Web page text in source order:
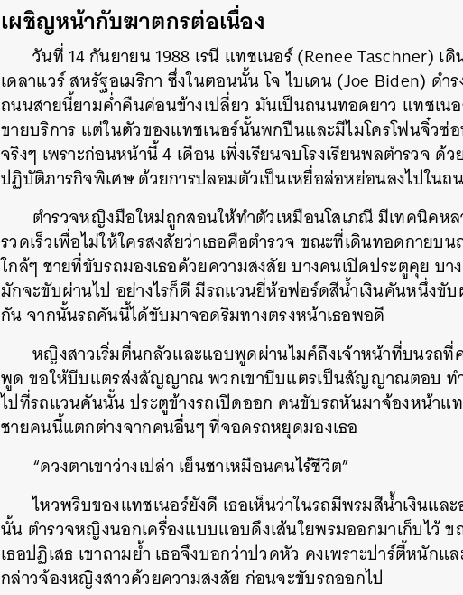
เผชิญหน้ากับฆาตกรต่อเนื่อง
วันที่ 14 กันยายน 1988 เรนี แทชเนอร์ (Renee Taschner)
เดลาแวร์ สหรัฐอเมริกา ซึ่งในตอนนั้น โจ ไบเดน (Joe Biden) ด
ถนนสายนี้ยามค่ำคืนค่อนข้างเปลี่ยว มันเป็นถนนทอดยาว แทชเ
ขายบริการ แต่ในตัวของแทชเนอร์นั้นพกปืนและมีไมโครโฟนจิ๋วซ่
จริงๆ เพราะก่อนหน้านี้ 4 เดือน เพิ่งเรียนจบโรงเรียนพลตำรวจ
ปฏิบัติภารกิจพิเศษ ด้วยการปลอมตัวเป็นเหยื่อล่อหย่อนลงไปในถ
ตำรวจหญิงมือใหม่ถูกสอนให้ทำตัวเหมือนโสเภณี มีเทคนิคห
รวดเร็วเพื่อไม่ให้ใครสงสัยว่าเธอคือตำรวจ ขณะที่เดินทอดกาย
ใกล้ๆ ชายที่ขับรถมองเธอด้วยความสงสัย บางคนเปิดประตูคุย
มักจะขับผ่านไป อย่างไรก็ดี มีรถแวนยี่ห้อฟอร์ดสีน้ำเงินคันหนึ่งขั
กัน จากนั้นรถคันนี้ได้ขับมาจอดริมทางตรงหน้าเธอพอดี
หญิงสาวเริ่มตื่นกลัวและแอบพูดผ่านไมค์ถึงเจ้าหน้าที่บนรถที่
พูด ขอให้บีบแตรส่งสัญญาณ พวกเขาบีบแตรเป็นสัญญาณตอบ ทำ
ไปที่รถแวนคันนั้น ประตูข้างรถเปิดออก คนขับรถหันมาจ้องหน้าแ
ชายคนนี้แตกต่างจากคนอื่นๆ ที่จอดรถหยุดมองเธอ
“ดวงตาเขาว่างเปล่า เย็นชาเหมือนคนไร้ชีวิต”
ไหวพริบของแทชเนอร์ยังดี เธอเห็นว่าในรถมีพรมสีน้ำเงินแล
นั้น ตำรวจหญิงนอกเครื่องแบบแอบดึงเส้นใยพรมออกมาเก็บไว้
เธอปฏิเสธ เขาถามย้ำ เธอจึงบอกว่าปวดหัว คงเพราะปาร์ตี้หนัก
กล่าวจ้องหญิงสาวด้วยความสงสัย ก่อนจะขับรถออกไป